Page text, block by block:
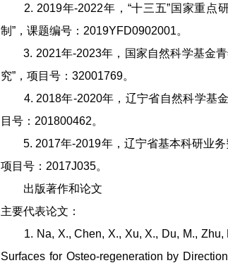
2. 2019年-2022年，“十三五”国家重点研
制”，课题编号：2019YFD0902001。
3. 2021年-2023年，国家自然科学基金青
究”，项目号：32001769。
4. 2018年-2020年，辽宁省自然科学基金
目号：201800462。
5. 2017年-2019年，辽宁省基本科研业务
项目号：2017J035。
出版著作和论文
主要代表论文：
1. Na, X., Chen, X., Xu, X., Du, M., Zhu,
Surfaces for Osteo-regeneration by